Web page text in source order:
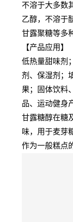
不溶于大多数
乙醇，不溶于
甘露聚糖等多
【产品应用】
低热量甜味剂
剂、保湿剂；
果；固体饮料
品、运动健身
甘露糖醇在糖
味，用于麦芽
作为一般糕点